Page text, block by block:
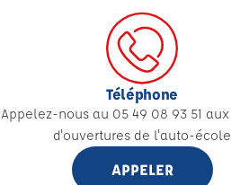
Téléphone
Appelez-nous au 05 49 08 93 51 aux
d'ouvertures de l'auto-école
APPELER